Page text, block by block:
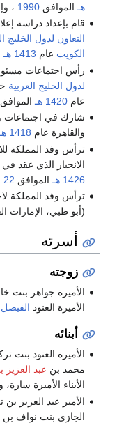
الموافق1990،
قام بإعداد دراسة
التعاون لدول الخليج
الكويتعام 1413 هـ
رأس اجتماعات مسئولي
لدول الخليج العربيةخلال
1420 هـ الموافق
شارك في اجتماعات
والقاهرة عام 1418 هـ
ترأس وفد المملكة
الانحياز الذي عقد في
1426 هـ
الموافق22 نوفمبر
ترأس وفد المملكة
(أبو ظبي، الإمارات
أسرته
زوجته
الأميرة جواهر بنت خالد
الأميرة العنودالفيصل بن
أبنائه
الأميرة العنود بنت
محمد بنعبد العزيز بن
الأبناء الأميرة سارة،
الأمير عبد العزيز بن
الجازي بنت نواف بن